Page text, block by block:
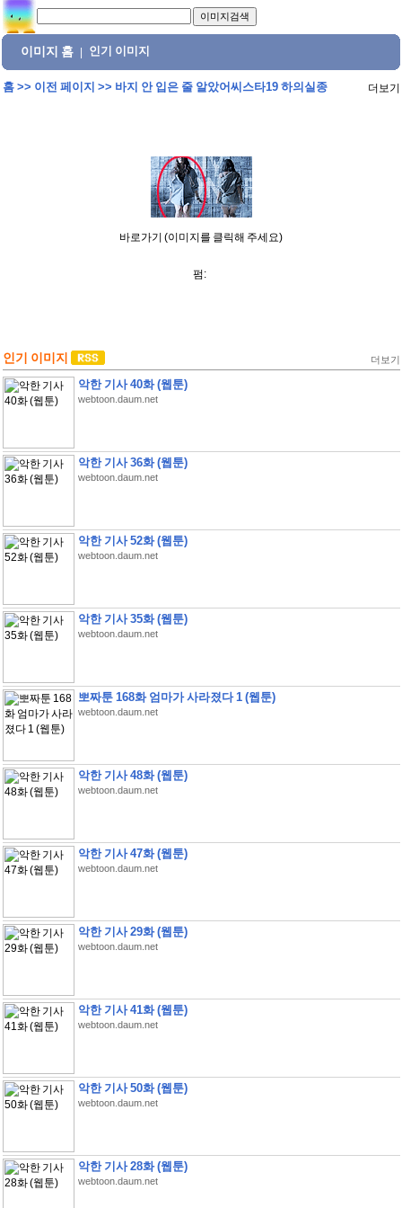
이미지 홈 인기 이미지
홈>> 이전 페이지 >> 바지 안 입은 줄 알았어씨스타19 하의실종 더보기
바로가기 (이미지를 클릭해 주세요)
펌:
인기 이미지 더보기
악한 기사 40화 (웹툰)
webtoon.daum.net
악한 기사 36화 (웹툰)
webtoon.daum.net
악한 기사 52화 (웹툰)
webtoon.daum.net
악한 기사 35화 (웹툰)
webtoon.daum.net
뽀짜툰 168화 엄마가 사라졌다 1 (웹툰)
webtoon.daum.net
악한 기사 48화 (웹툰)
webtoon.daum.net
악한 기사 47화 (웹툰)
webtoon.daum.net
악한 기사 29화 (웹툰)
webtoon.daum.net
악한 기사 41화 (웹툰)
webtoon.daum.net
악한 기사 50화 (웹툰)
webtoon.daum.net
악한 기사 28화 (웹툰)
webtoon.daum.net